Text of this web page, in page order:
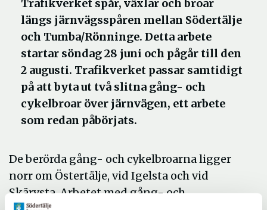
Trafikverket spår, växlar och broar
längs järnvägsspåren mellan Södertälje
och Tumba/Rönninge. Detta arbete
startar söndag 28 juni och pågår till den
2 augusti. Trafikverket passar samtidigt
på att byta ut två slitna gång- och
cykelbroar över järnvägen, ett arbete
som redan påbörjats.
De berörda gång- och cykelbroarna ligger
norr om Östertälje, vid Igelsta och vid
Skärvsta. Arbetet med gång- och